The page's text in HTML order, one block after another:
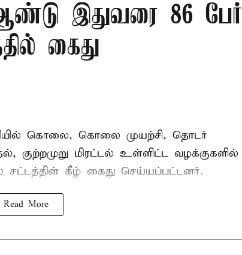
இதுவரை 86 பேர்
கைது
கொலை, கொலை முயற்சி, தொடர்
குற்றமுறு மிரட்டல் உள்ளிட்ட வழக்குகளில்
சட்டத்தின் கீழ் கைது செய்யப்பட்டனர்.
Read More